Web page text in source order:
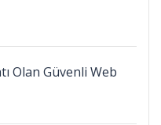
Olan Güvenli Web